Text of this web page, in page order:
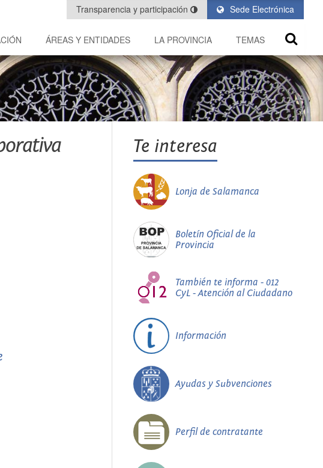
Sede Electrónica
Transparencia y participación
ÁREAS Y ENTIDADES LA PROVINCIA TEMAS
Te interesa
Lonja de Salamanca
Boletín Oficial de la
Provincia
También te informa - 012
CyL - Atención al Ciudadano
Información
Ayudas y Subvenciones
Perfil de contratante